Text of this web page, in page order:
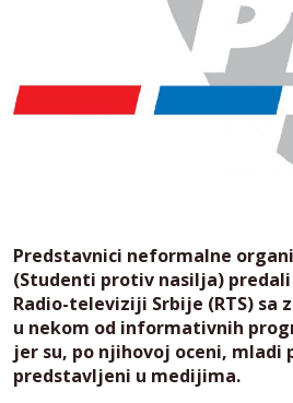
Predstavnici neformalne
(Studenti protiv nasilja) predali
Radio-televiziji Srbije (RTS) sa
u nekom od informativnih
jer su, po njihovoj oceni, mladi
predstavljeni u medijima.